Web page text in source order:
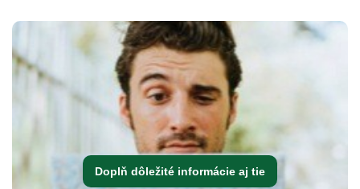
Doplň dôležité informácie aj tie